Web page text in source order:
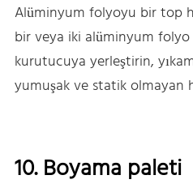
Alüminyum folyoyu bir top
bir veya iki alüminyum
kurutucuya yerleştirin,
yumuşak ve statik olmayan
10. Boyama paleti